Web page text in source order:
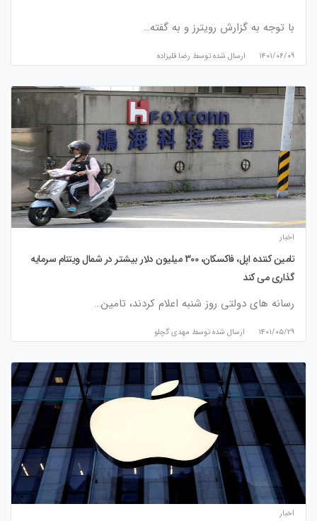
با توجه به گزارش رویترز و به گفته…
۱۴۰۱/۰۶/۰۹ ارسال شده توسط رضا قلیزاده
اخبار
تامین کننده اپل، فاکسکان، 300 میلیون دلار بیشتر در شمال ویتنام سرمایه
گذاری می کند
رسانه های دولتی روز شنبه اعلام کردند، تامین…
۱۴۰۱/۰۵/۲۹ ارسال شده توسط مهدی گچلو
اخبار